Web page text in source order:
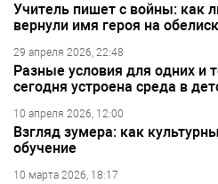
Учитель пишет с войны: как
вернули имя героя на обелиск
29 апреля 2026, 22:48
Разные условия для одних и
сегодня устроена среда в
10 апреля 2026, 12:00
Взгляд зумера: как
обучение
10 марта 2026, 18:17